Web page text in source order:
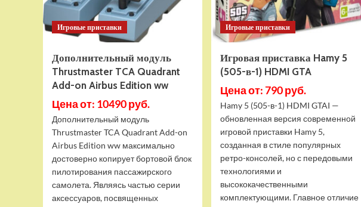
Игровые приставки
Дополнительный модуль
Thrustmaster TCA Quadrant
Add-on Airbus Edition ww
Цена от: 10490 руб.
Дополнительный модуль
Thrustmaster TCA Quadrant Add-on
Airbus Edition ww максимально
достоверно копирует бортовой блок
пилотирования пассажирского
самолета. Являясь частью серии
аксессуаров, посвященных
Игровые приставки
Игровая приставка Hamy 5
(505-в-1) HDMI GTA
Цена от: 790 руб.
Hamy 5 (505-в-1) HDMI GTAI —
обновленная версия современной
игровой приставки Hamy 5,
созданная в стиле популярных
ретро-консолей, но с передовыми
технологиями и
высококачественными
комплектующими. Главное отличие